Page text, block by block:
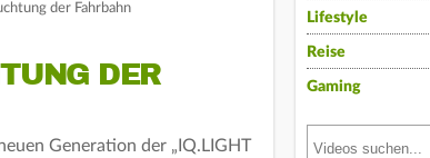
der Fahrbahn
DER
Generation der „IQ.LIGHT
Lifestyle
Reise
Gaming